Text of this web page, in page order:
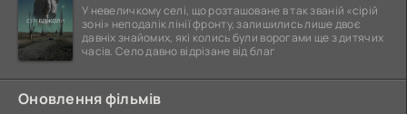
У невеличкому селі, що розташоване в так званій «сірій
зоні» неподалік лінії фронту, залишились лише двоє
давніх знайомих, які колись були ворогами ще з дитячих
часів. Село давно відрізане від благ
Оновлення фільмів